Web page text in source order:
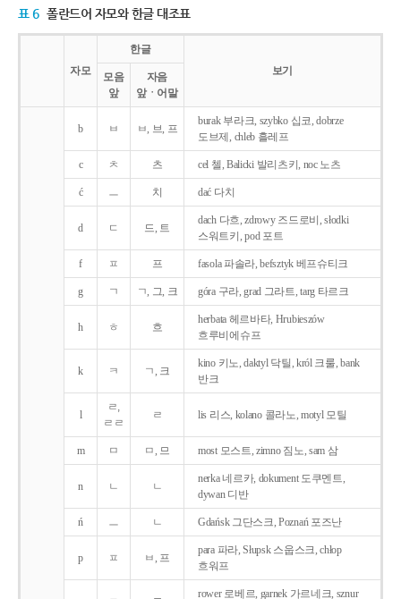
표 6 폴란드어 자모와 한글 대조표
자모
한글
보기
모음
앞
자음
앞ㆍ어말
b ㅂ ㅂ, 브, 프
burak 부라크, szybko 십코, dobrze
도브제, chleb 흘레프
c ㅊ 츠 cel 첼, Balicki 발리츠키, noc 노츠
ć ㅡ 치 dać 다치
d ㄷ 드, 트
dach 다흐, zdrowy 즈드로비, słodki
스워트키, pod 포트
f ㅍ 프 fasola 파솔라, befsztyk 베프슈티크
g ㄱ ㄱ, 그, 크 góra 구라, grad 그라트, targ 타르크
h ㅎ 흐
herbata 헤르바타, Hrubieszów
흐루비에슈프
k ㅋ ㄱ, 크
kino 키노, daktyl 닥틸, król 크룰, bank
반크
l
ㄹ,
ㄹㄹ
ㄹ lis 리스, kolano 콜라노, motyl 모틸
m ㅁ ㅁ, 므 most 모스트, zimno 짐노, sam 삼
n ㄴ ㄴ
nerka 네르카, dokument 도쿠멘트,
dywan 디반
ń ㅡ ㄴ Gdańsk 그단스크, Poznań 포즈난
p ㅍ ㅂ, 프
para 파라, Słupsk 스웁스크, chłop
흐워프
rower 로베르, garnek 가르네크, sznur